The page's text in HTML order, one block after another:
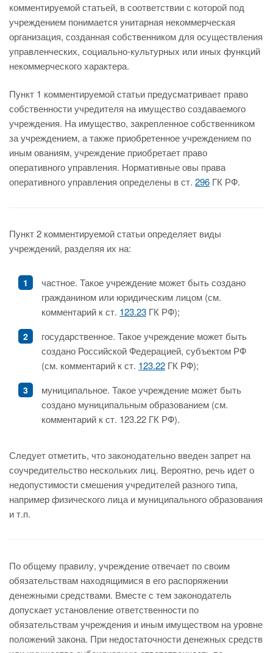
комментируемой статьей, в соответствии с которой под
учреждением понимается унитарная некоммерческая
организация, созданная собственником для осуществления
управленческих, социально-культурных или иных функций
некоммерческого характера.
Пункт 1 комментируемой статьи предусматривает право
собственности учредителя на имущество создаваемого
учреждения. На имущество, закрепленное собственником
за учреждением, а также приобретенное учреждением по
иным ованиям, учреждение приобретает право
оперативного управления. Нормативные овы права
оперативного управления определены в ст. 296 ГК РФ.
Пункт 2 комментируемой статьи определяет виды
учреждений, разделяя их на:
частное. Такое учреждение может быть создано
гражданином или юридическим лицом (см.
комментарий к ст. 123.23 ГК РФ);
государственное. Такое учреждение может быть
создано Российской Федерацией, субъектом РФ
(см. комментарий к ст. 123.22 ГК РФ);
муниципальное. Такое учреждение может быть
создано муниципальным образованием (см.
комментарий к ст. 123.22 ГК РФ).
Следует отметить, что законодательно введен запрет на
соучредительство нескольких лиц. Вероятно, речь идет о
недопустимости смешения учредителей разного типа,
например физического лица и муниципального образования
и т.п.
По общему правилу, учреждение отвечает по своим
обязательствам находящимися в его распоряжении
денежными средствами. Вместе с тем законодатель
допускает установление ответственности по
обязательствам учреждения и иным имуществом на уровне
положений закона. При недостаточности денежных средств